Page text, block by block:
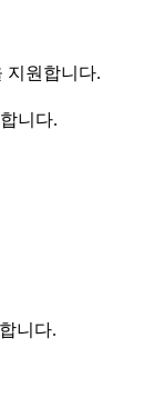
지원합니다.
니다.
니다.